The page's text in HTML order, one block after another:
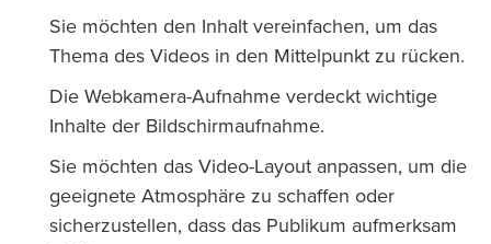
Sie möchten den Inhalt vereinfachen, um das
Thema des Videos in den Mittelpunkt zu rücken.
Die Webkamera-Aufnahme verdeckt wichtige
Inhalte der Bildschirmaufnahme.
Sie möchten das Video-Layout anpassen, um die
geeignete Atmosphäre zu schaffen oder
sicherzustellen, dass das Publikum aufmerksam